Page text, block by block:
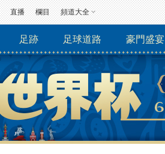
直播 欄目 頻道大全
足跡 足球道路 豪門盛宴